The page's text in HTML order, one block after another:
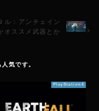
：アンチェイン
オススメ武器とか
気です。
PlayStation4